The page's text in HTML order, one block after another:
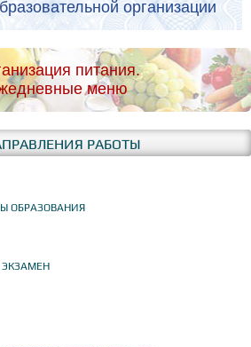
организации
питания.
меню
РАБОТЫ
ОБРАЗОВАНИЯ